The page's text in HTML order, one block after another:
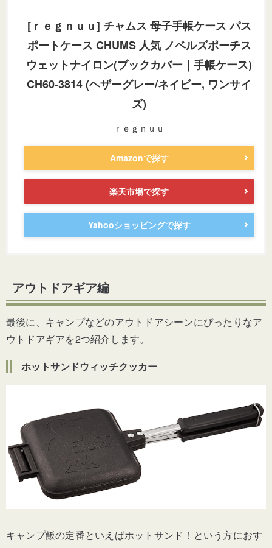
[ｒｅｇｎｕｕ] チャムス 母子手帳ケース パス
ポートケース CHUMS 人気 ノベルズポーチス
ウェットナイロン(ブックカバー｜手帳ケース)
CH60-3814 (ヘザーグレー/ネイビー, ワンサイ
ズ)
ｒｅｇｎｕｕ
Amazonで探す
楽天市場で探す
Yahooショッピングで探す
アウトドアギア編
最後に、キャンプなどのアウトドアシーンにぴったりなア
ウトドアギアを2つ紹介します。
ホットサンドウィッチクッカー
キャンプ飯の定番といえばホットサンド！という方におす